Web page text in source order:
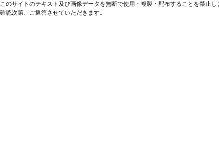
このサイトのテキスト及び画像データを無断で使用・複製・配布することを禁止
確認次第、ご返答させていただきます。